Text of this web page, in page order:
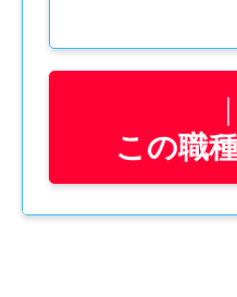
お任せするのは
み）の組⽴作業で
作業イメージは
み⽴てていく感
図⾯に記載され
ねじで固定しな
この職